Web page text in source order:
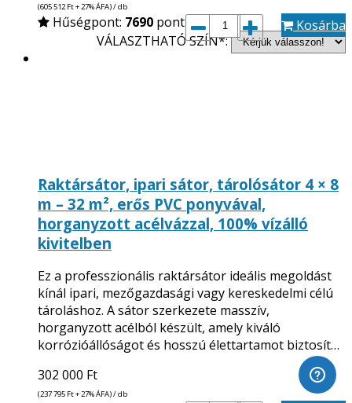
(605 512Ft+ 27% ÁFA) / db
Hűségpont: 7690 pont
VÁLASZTHATÓ SZÍN*:
Kosárba
Raktársátor, ipari sátor, tárolósátor 4 × 8
m – 32 m², erős PVC ponyvával,
horganyzott acélvázzal, 100% vízálló
kivitelben
Ez a professzionális raktársátor ideális megoldást
kínál ipari, mezőgazdasági vagy kereskedelmi célú
tároláshoz. A sátor szerkezete masszív,
horganyzott acélból készült, amely kiváló
korrózióállóságot és hosszú élettartamot biztosít…
302 000 Ft
(237 795 Ft+ 27% ÁFA) / db